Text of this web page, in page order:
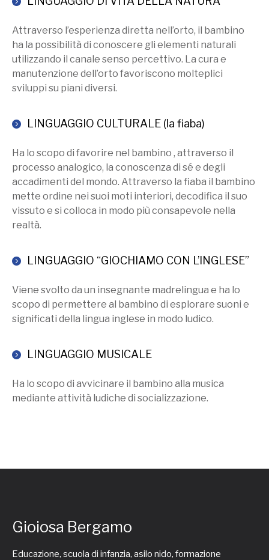
Attraverso l’esperienza diretta nell’orto, il bambino
ha la possibilità di conoscere gli elementi naturali
utilizzando il canale senso percettivo. La cura e
manutenzione dell’orto favoriscono molteplici
sviluppi su piani diversi.
LINGUAGGIO CULTURALE (la fiaba)
Ha lo scopo di favorire nel bambino , attraverso il
processo analogico, la conoscenza di sé e degli
accadimenti del mondo. Attraverso la fiaba il bambino
mette ordine nei suoi moti interiori, decodifica il suo
vissuto e si colloca in modo più consapevole nella
realtà.
LINGUAGGIO “GIOCHIAMO CON L’INGLESE”
Viene svolto da un insegnante madrelingua e ha lo
scopo di permettere al bambino di esplorare suoni e
significati della lingua inglese in modo ludico.
LINGUAGGIO MUSICALE
Ha lo scopo di avvicinare il bambino alla musica
mediante attività ludiche di socializzazione.
Gioiosa Bergamo
Educazione, scuola di infanzia, asilo nido, formazione